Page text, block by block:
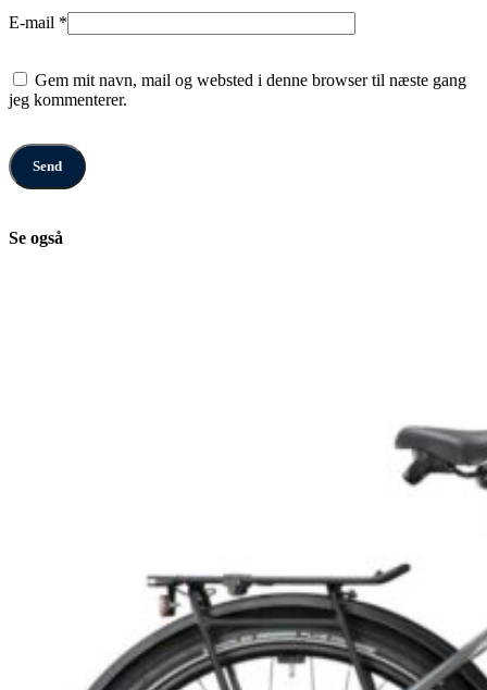
E-mail *
Gem mit navn, mail og websted i denne browser til næste gang
jeg kommenterer.
Se også